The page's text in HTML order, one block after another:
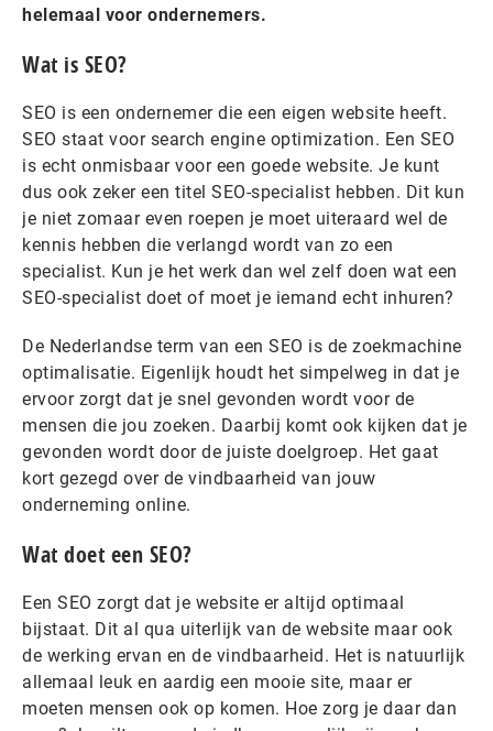
helemaal voor ondernemers.
Wat is SEO?
SEO is een ondernemer die een eigen website heeft.
SEO staat voor search engine optimization. Een SEO
is echt onmisbaar voor een goede website. Je kunt
dus ook zeker een titel SEO-specialist hebben. Dit kun
je niet zomaar even roepen je moet uiteraard wel de
kennis hebben die verlangd wordt van zo een
specialist. Kun je het werk dan wel zelf doen wat een
SEO-specialist doet of moet je iemand echt inhuren?
De Nederlandse term van een SEO is de zoekmachine
optimalisatie. Eigenlijk houdt het simpelweg in dat je
ervoor zorgt dat je snel gevonden wordt voor de
mensen die jou zoeken. Daarbij komt ook kijken dat je
gevonden wordt door de juiste doelgroep. Het gaat
kort gezegd over de vindbaarheid van jouw
onderneming online.
Wat doet een SEO?
Een SEO zorgt dat je website er altijd optimaal
bijstaat. Dit al qua uiterlijk van de website maar ook
de werking ervan en de vindbaarheid. Het is natuurlijk
allemaal leuk en aardig een mooie site, maar er
moeten mensen ook op komen. Hoe zorg je daar dan